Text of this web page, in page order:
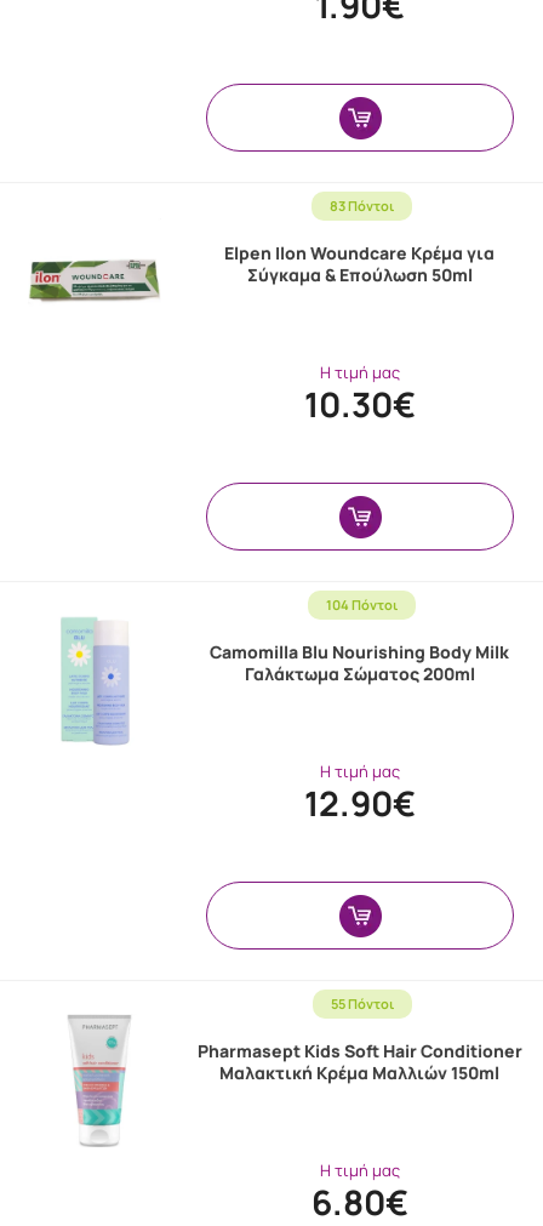
83 Πόντοι
Elpen Ilon Woundcare Κρέμα για
Σύγκαμα & Επούλωση 50ml
Η τιμή μας
10.30€
104 Πόντοι
Camomilla Blu Nourishing Body Milk
Γαλάκτωμα Σώματος 200ml
Η τιμή μας
12.90€
55 Πόντοι
Pharmasept Kids Soft Hair Conditioner
Μαλακτική Κρέμα Μαλλιών 150ml
Η τιμή μας
6.80€